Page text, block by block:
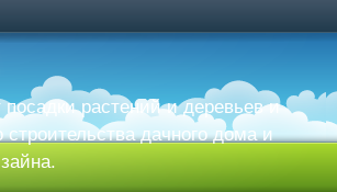
растений и деревьев и
дачного дома и